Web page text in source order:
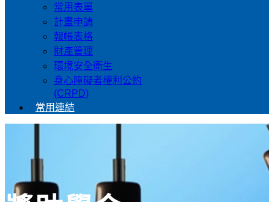
常用表單
計畫申請
報帳表格
財產管理
環境安全衛生
身心障礙者權利公約
(CRPD)
常用連結